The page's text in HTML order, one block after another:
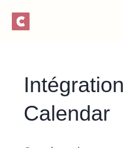
Calendar